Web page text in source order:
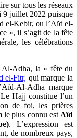
sur tous les réseaux
9 juillet 2022 puisque
el-Kebir, ou l’Aïd el-
», il s’agit de la fête
les célébrations
Adha, la « fête du
el-Fitr, qui marque la
Al-Adha marque
Hajj constitue l’un
de foi, les prières
le plus connu est Aïd
. L’expression est
de nombreux pays,